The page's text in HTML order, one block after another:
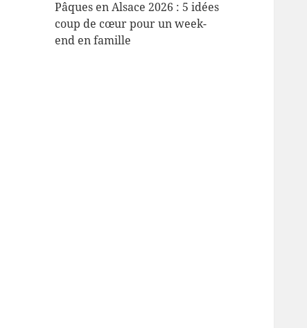
Pâques en Alsace 2026 : 5 idées
coup de cœur pour un week-
end en famille